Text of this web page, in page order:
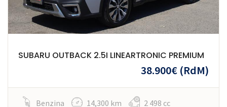
SUBARU OUTBACK 2.5I LINEARTRONIC PREMIUM
38.900€ (RdM)
Benzina 14,300 km 2 498 cc